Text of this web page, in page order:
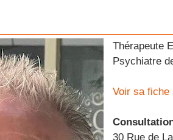
Thérapeute
Psychiatre
Voir sa fiche
30 Rue de